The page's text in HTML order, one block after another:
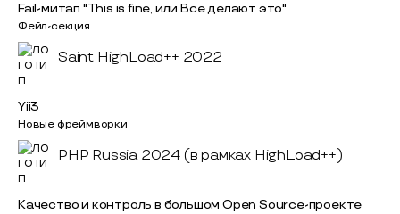
Fail-митап "This is fine, или Все делают это"
Фейл-секция
Saint HighLoad++ 2022
Yii3
Новые фреймворки
PHP Russia 2024 (в рамках HighLoad++)
Качество и контроль в большом Open Source-проекте